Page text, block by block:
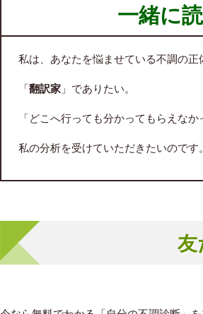
一緒に
私は、あなたを悩ませている不調の正
「翻訳家 」でありたい。
「どこへ行っても分かってもらえな
私の分析を受けていただきたいのです。
友